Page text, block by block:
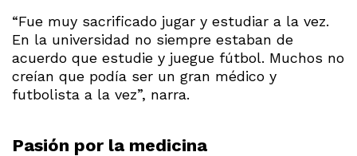
“Fue muy sacrificado jugar y estudiar a la vez.
En la universidad no siempre estaban de
acuerdo que estudie y juegue fútbol. Muchos no
creían que podía ser un gran médico y
futbolista a la vez”, narra.
Pasión por la medicina